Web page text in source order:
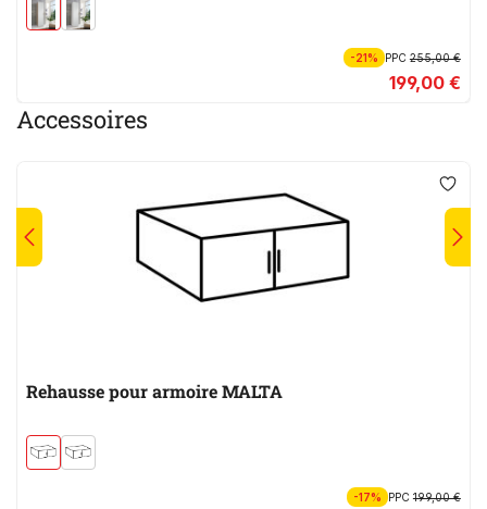
-21% PPC255,00 €
199,00 €
Accessoires
Rehausse pour armoire MALTA
-17% PPC199,00 €